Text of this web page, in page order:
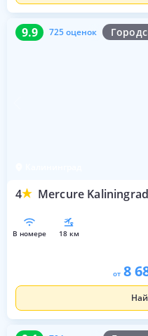
9.9 725 оценок
4 Mercure Kaliningrad
9.9 725 оценок
в номере 18 км
от 8
9.1 704 оценки